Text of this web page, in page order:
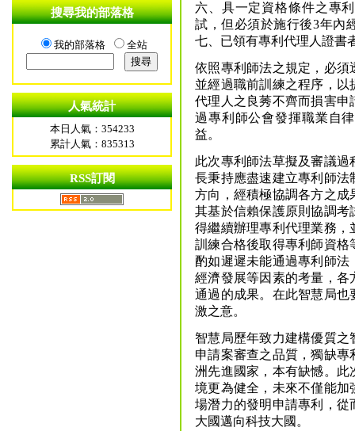
搜尋我的部落格
我的部落格 全站
人氣統計
本日人氣：354233
累計人氣：835313
RSS訂閱
六、具一定資格條件之專
試，但必須於施行後3年內
七、已領有專利代理人證書
依照專利師法之規定，必
並經過職前訓練之程序，
代理人之良莠不齊而損害
過專利師公會發揮職業自
益。
此次專利師法草擬及審議
長秉持應盡速建立專利師
方向，經積極協調各方之
其基於信賴保護原則協調
得繼續辦理專利代理業務
訓練合格後取得專利師資
酌如遲遲未能通過專利師
經濟發展等因素的考量，
通過的成果。在此智慧局
激之意。
智慧局歷年致力建構優質
申請案審查之品質，獨缺
洲先進國家，本有缺憾。
境更為健全，未來不僅能
場潛力的發明申請專利，
大國邁向科技大國。